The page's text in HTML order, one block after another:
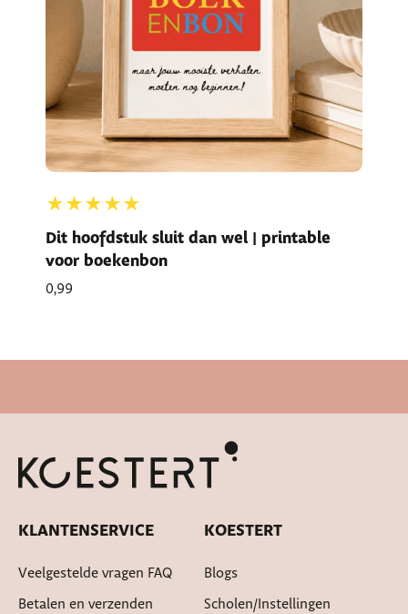
★★★★★
Dit hoofdstuk sluit dan wel | printable
voor boekenbon
0,99
KLANTENSERVICE
Veelgestelde vragen FAQ
Betalen en verzenden
KOESTERT
Blogs
Scholen/instellingen